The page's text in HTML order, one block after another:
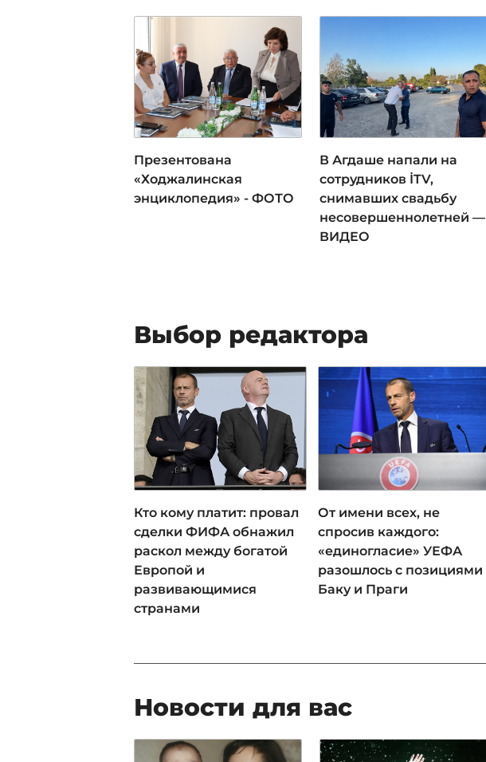
Презентована
«Ходжалинская
энциклопедия» - ФОТО
В Агдаше напали на
сотрудников İTV,
снимавших свадьбу
несовершеннолетней —
ВИДЕО
Выбор редактора
Кто кому платит: провал
сделки ФИФА обнажил
раскол между богатой
Европой и
развивающимися
странами
От имени всех, не
спросив каждого:
«единогласие» УЕФА
разошлось с позициями
Баку и Праги
Новости для вас